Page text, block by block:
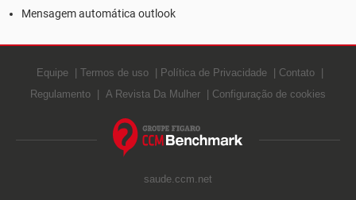
Mensagem automática outlook
Equipe Termos de uso Política de Privacidade
Contato
Regulamento
A Revista Da Mulher Configuração de cookies
saude.ccm.net